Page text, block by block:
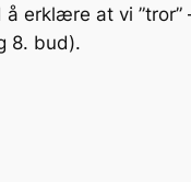
erklære at vi
8. bud).